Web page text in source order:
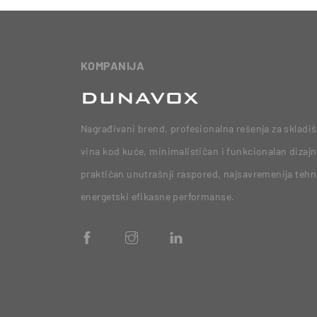
KOMPANIJA
Nagrađivani brend, profesionalna rešenja za
vina kod kuće, minimalističan i funkcionalan
praktičan unutrašnji raspored, najsavremenija
energetski efikasne performanse.